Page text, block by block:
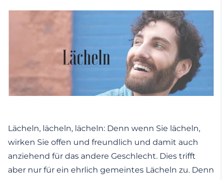
Lächeln, lächeln, lächeln: Denn wenn Sie lächeln,
wirken Sie offen und freundlich und damit auch
anziehend für das andere Geschlecht. Dies trifft
aber nur für ein ehrlich gemeintes Lächeln zu. Denn